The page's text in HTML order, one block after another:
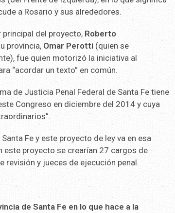
a Rosario y sus alrededores.
del proyecto, Roberto
provincia, Omar Perotti (quien se
fue quien motorizó la iniciativa al
“acordar un texto” en común.
de Justicia Penal Federal de Santa Fe tiene
Congreso en diciembre del 2014 y cuya
Fe y este proyecto de ley va en esa
este proyecto se crearían 27 cargos de
y jueces de ejecución penal.
de Santa Fe en lo que hace a la